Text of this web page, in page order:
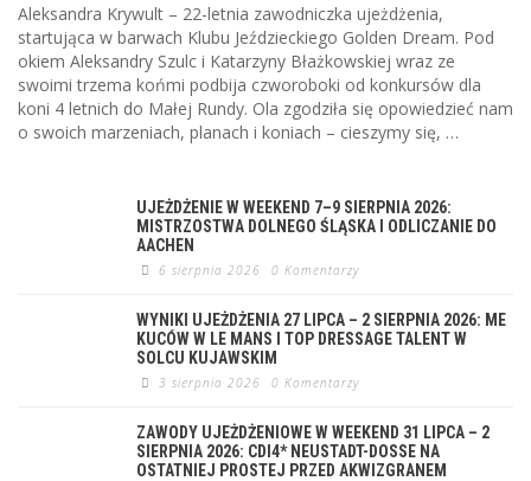
Aleksandra Krywult – 22-letnia zawodniczka ujeżdżenia,
startująca w barwach Klubu Jeździeckiego Golden Dream. Pod
okiem Aleksandry Szulc i Katarzyny Błażkowskiej wraz ze
swoimi trzema końmi podbija czworoboki od konkursów dla
koni 4 letnich do Małej Rundy. Ola zgodziła się opowiedzieć nam
o swoich marzeniach, planach i koniach – cieszymy się, …
UJEŻDŻENIE W WEEKEND 7–9 SIERPNIA 2026:
MISTRZOSTWA DOLNEGO ŚLĄSKA I ODLICZANIE DO
AACHEN
6 sierpnia 2026 0 Komentarzy
WYNIKI UJEŻDŻENIA 27 LIPCA – 2 SIERPNIA 2026: ME
KUCÓW W LE MANS I TOP DRESSAGE TALENT W
SOLCU KUJAWSKIM
3 sierpnia 2026 0 Komentarzy
ZAWODY UJEŻDŻENIOWE W WEEKEND 31 LIPCA – 2
SIERPNIA 2026: CDI4* NEUSTADT-DOSSE NA
OSTATNIEJ PROSTEJ PRZED AKWIZGRANEM